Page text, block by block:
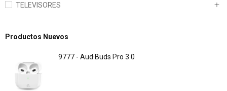
TELEVISORES
Productos Nuevos
9777 - Aud·Buds Pro 3.0